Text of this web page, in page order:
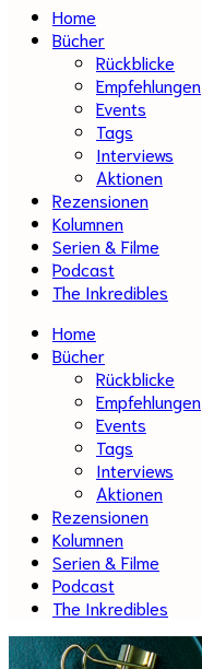
Home
Bücher
Rückblicke
Empfehlungen
Events
Tags
Interviews
Aktionen
Rezensionen
Kolumnen
Serien & Filme
Podcast
The Inkredibles
Home
Bücher
Rückblicke
Empfehlungen
Events
Tags
Interviews
Aktionen
Rezensionen
Kolumnen
Serien & Filme
Podcast
The Inkredibles